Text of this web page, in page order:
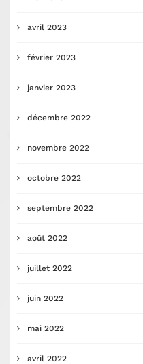
avril 2023
février 2023
janvier 2023
décembre 2022
novembre 2022
octobre 2022
septembre 2022
août 2022
juillet 2022
juin 2022
mai 2022
avril 2022